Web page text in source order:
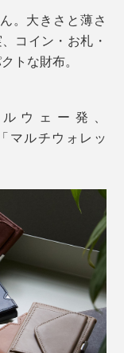
。大きさと薄さ
コイン・お札・
トな財布。
ウェー発、
マルチウォレッ